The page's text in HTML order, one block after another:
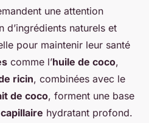
une attention
d’ingrédients naturels et
pour maintenir leur santé
comme l’huile de coco,
ricin, combinées avec le
de coco, forment une base
hydratant profond.